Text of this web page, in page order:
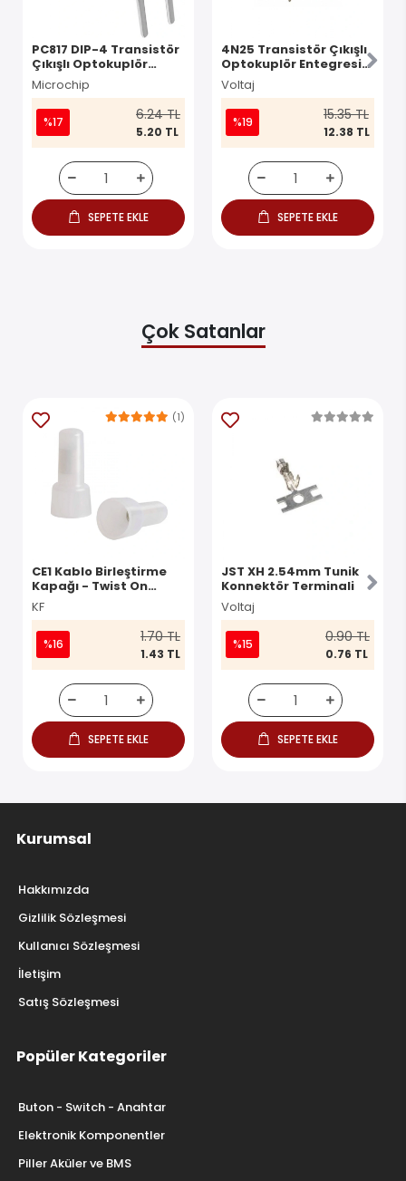
PC817 DIP-4 Transistör
Çıkışlı Optokuplör
Entegresi
Microchip
%17 6.24 TL
5.20 TL
SEPETE EKLE
4N25 Transistör Çıkışlı
Optokuplör Entegresi
DIP-6
Voltaj
%19 15.35 TL
12.38 TL
SEPETE EKLE
Çok Satanlar
CE1 Kablo Birleştirme
Kapağı - Twist On
Konnektör
KF
(1)
%16 1.70 TL
1.43 TL
SEPETE EKLE
JST XH 2.54mm Tunik
Konnektör Terminali
Voltaj
%15 0.90 TL
0.76 TL
SEPETE EKLE
Kurumsal
Hakkımızda
Gizlilik Sözleşmesi
Kullanıcı Sözleşmesi
İletişim
Satış Sözleşmesi
Popüler Kategoriler
Buton - Switch - Anahtar
Elektronik Komponentler
Piller Aküler ve BMS